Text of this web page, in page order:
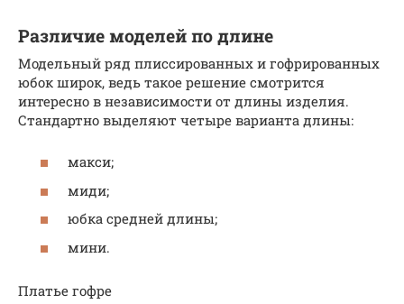
Различие моделей по длине
Модельный ряд плиссированных и гофрированных
юбок широк, ведь такое решение смотрится
интересно в независимости от длины изделия.
Стандартно выделяют четыре варианта длины:
макси;
миди;
юбка средней длины;
мини.
Платье гофре